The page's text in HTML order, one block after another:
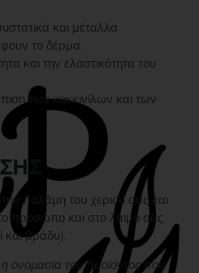
και μέταλλα
το δέρμα.
και την ελαστικότητα του
των κοκκινίλων και των
παλάμη του χεριού σας και
πρόσωπο και στο λαιμό σας
βράδυ).
ονομασία του προϊόντος που